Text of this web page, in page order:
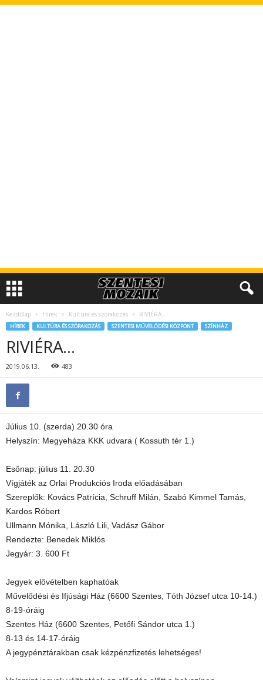
Kezdőlap Hírek Kultúra és szórakozás RIVIÉRA…
HÍREK KULTÚRA ÉS SZÓRAKOZÁS SZENTESI MŰVELŐDÉSI KÖZPONT SZÍNHÁZ
RIVIÉRA…
2019.06.13. 483
Július 10. (szerda) 20.30 óra
Helyszín: Megyeháza KKK udvara ( Kossuth tér 1.)
Esőnap: július 11. 20.30
Vígjáték az Orlai Produkciós Iroda előadásában
Szereplők: Kovács Patrícia, Schruff Milán, Szabó Kimmel Tamás,
Kardos Róbert
Ullmann Mónika, László Lili, Vadász Gábor
Rendezte: Benedek Miklós
Jegyár: 3. 600 Ft
Jegyek elővételben kaphatóak
Művelődési és Ifjúsági Ház (6600 Szentes, Tóth József utca 10-14.)
8-19-óráig
Szentes Ház (6600 Szentes, Petőfi Sándor utca 1.)
8-13 és 14-17-óráig
A jegypénztárakban csak kézpénzfizetés lehetséges!